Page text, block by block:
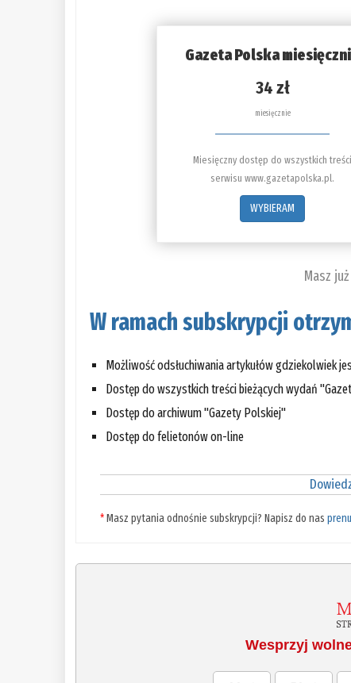
Gazeta Polska
34 zł
miesięcznie
Miesięczny dostęp do wszystkich treści
serwisu www.gazetapolska.pl.
WYBIERAM
Masz
W ramach subskrypcji
Możliwość odsłuchiwania artykułów gdziekolwiek
Dostęp do wszystkich treści bieżących wydań
Dostęp do archiwum "Gazety Polskiej"
Dostęp do felietonów on-line
*Masz pytania odnośnie subskrypcji? Napisz do nas
Wesprzyj